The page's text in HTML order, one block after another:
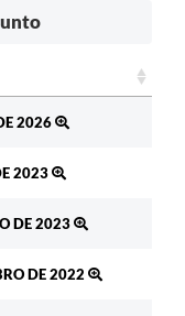
2026
2023
DE 2023
DE 2022